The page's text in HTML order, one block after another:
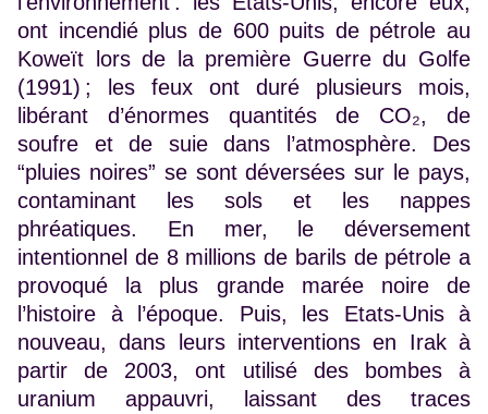
ont incendié plus de 600 puits de pétrole au
Koweït lors de la première Guerre du Golfe
(1991) ; les feux ont duré plusieurs mois,
libérant d’énormes quantités de CO₂, de
soufre et de suie dans l’atmosphère. Des
“pluies noires” se sont déversées sur le pays,
contaminant les sols et les nappes
phréatiques. En mer, le déversement
intentionnel de 8 millions de barils de pétrole a
provoqué la plus grande marée noire de
l’histoire à l’époque. Puis, les Etats-Unis à
nouveau, dans leurs interventions en Irak à
partir de 2003, ont utilisé des bombes à
uranium appauvri, laissant des traces